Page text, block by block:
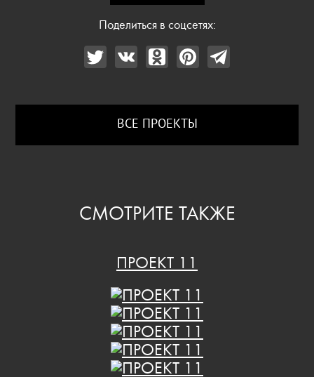
Поделиться в соцсетях:
ВСЕ ПРОЕКТЫ
СМОТРИТЕ ТАКЖЕ
ПРОЕКТ 11